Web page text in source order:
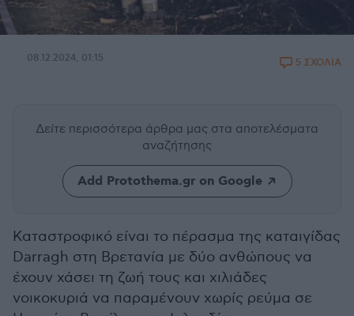
08.12.2024, 01:15 5 ΣΧΟΛΙΑ
Δείτε περισσότερα άρθρα μας στα αποτελέσματα
αναζήτησης
Add Protothema.gr on Google
Καταστροφικό είναι το πέρασμα της καταιγίδας
Darragh στη Βρετανία με δύο ανθώπους να
έχουν χάσει τη ζωή τους και χιλιάδες
νοικοκυριά να παραμένουν χωρίς ρεύμα σε